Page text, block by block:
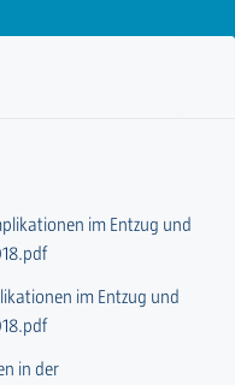
im Entzug und
im Entzug und
in der